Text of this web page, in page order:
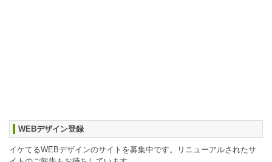
WEBデザイン登録
イケてるWEBデザインのサイトを募集中です。リニューアルされたサ